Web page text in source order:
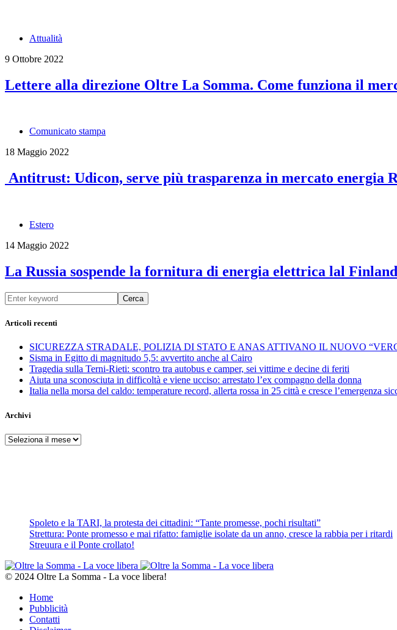
Attualità
9 Ottobre 2022
Lettere alla direzione Oltre La Somma. Come funziona il
Comunicato stampa
18 Maggio 2022
Antitrust: Udicon, serve più trasparenza in mercato energia
Estero
14 Maggio 2022
La Russia sospende la fornitura di energia elettrica lal
Cerca
Articoli recenti
SICUREZZA STRADALE, POLIZIA DI STATO E ANAS ATTIVANO IL NUOVO
Sisma in Egitto di magnitudo 5,5: avvertito anche al Cairo
Tragedia sulla Terni-Rieti: scontro tra autobus e camper, sei vittime e decine di feriti
Aiuta una sconosciuta in difficoltà e viene ucciso: arrestato l’ex compagno della donna
Italia nella morsa del caldo: temperature record, allerta rossa in 25 città e cresce l’emergenza
Archivi
Archivi
Spoleto e la TARI, la protesta dei cittadini: “Tante promesse, pochi risultati”
Strettura: Ponte promesso e mai rifatto: famiglie isolate da un anno, cresce la rabbia per i ritardi
Streuura e il Ponte crollato!
© 2024 Oltre La Somma - La voce libera!
Home
Pubblicità
Contatti